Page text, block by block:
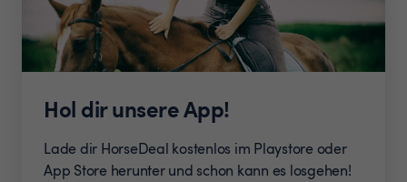
Hol dir unsere App!
Lade dir HorseDeal kostenlos im Playstore oder
App Store herunter und schon kann es losgehen!